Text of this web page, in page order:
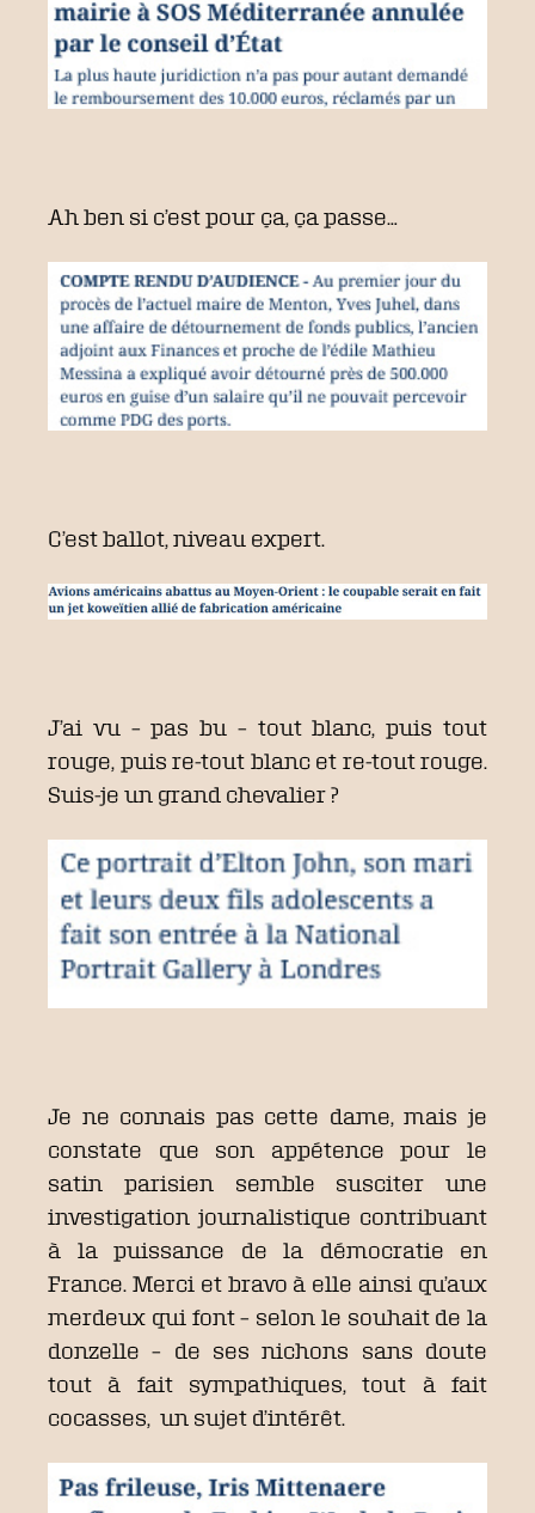
Ah ben si c’est pour ça, ça passe…
C’est ballot, niveau expert.
J’ai vu – pas bu – tout blanc, puis tout
rouge, puis re-tout blanc et re-tout rouge.
Suis-je un grand chevalier ?
Je ne connais pas cette dame, mais je
constate que son appétence pour le
satin parisien semble susciter une
investigation journalistique contribuant
à la puissance de la démocratie en
France. Merci et bravo à elle ainsi qu’aux
merdeux qui font – selon le souhait de la
donzelle – de ses nichons sans doute
tout à fait sympathiques, tout à fait
cocasses, un sujet d’intérêt.